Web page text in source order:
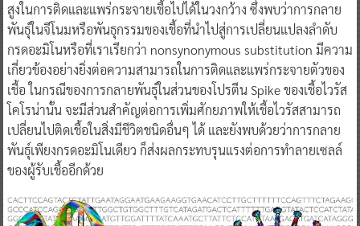
สูงในการติดและแพร่กระจายเชื้อไปได้ในวงกว้าง ซึ่งพบว่าการกลาย
พันธุ์ในจีโนมหรือพันธุกรรมของเชื้อที่นำไปสู่การเปลี่ยนแปลงลำดับ
กรดอะมิโนหรือที่เราเรียกว่า nonsynonymous substitution มีความ
เกี่ยวข้องอย่างยิ่งต่อความสามารถในการติดและแพร่กระจายตัวของ
เชื้อ ในกรณีของการกลายพันธุ์ในส่วนของโปรตีน Spike ของเชื้อไวรัส
โคโรน่านั้น จะมีส่วนสำคัญต่อการเพิ่มศักยภาพให้เชื้อไวรัสสามารถ
เปลี่ยนไปติดเชื้อในสิ่งมีชีวิตชนิดอื่นๆ ได้ และยังพบด้วยว่าการกลาย
พันธุ์เพียงกรดอะมิโนเดียว ก็ส่งผลกระทบรุนแรงต่อการทำลายเซลล์
ของผู้รับเชื้ออีกด้วย